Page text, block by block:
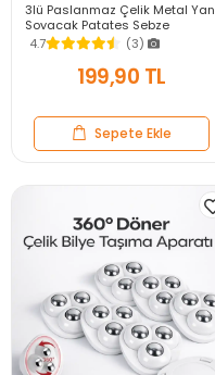
3lü Paslanmaz Çelik Metal Yan
Soyacak Patates Sebze
Salatalık Havuç Soyacağı
Mutfak Soyma Aparatı
4.7 (3)
199,90 TL
Sepete Ekle